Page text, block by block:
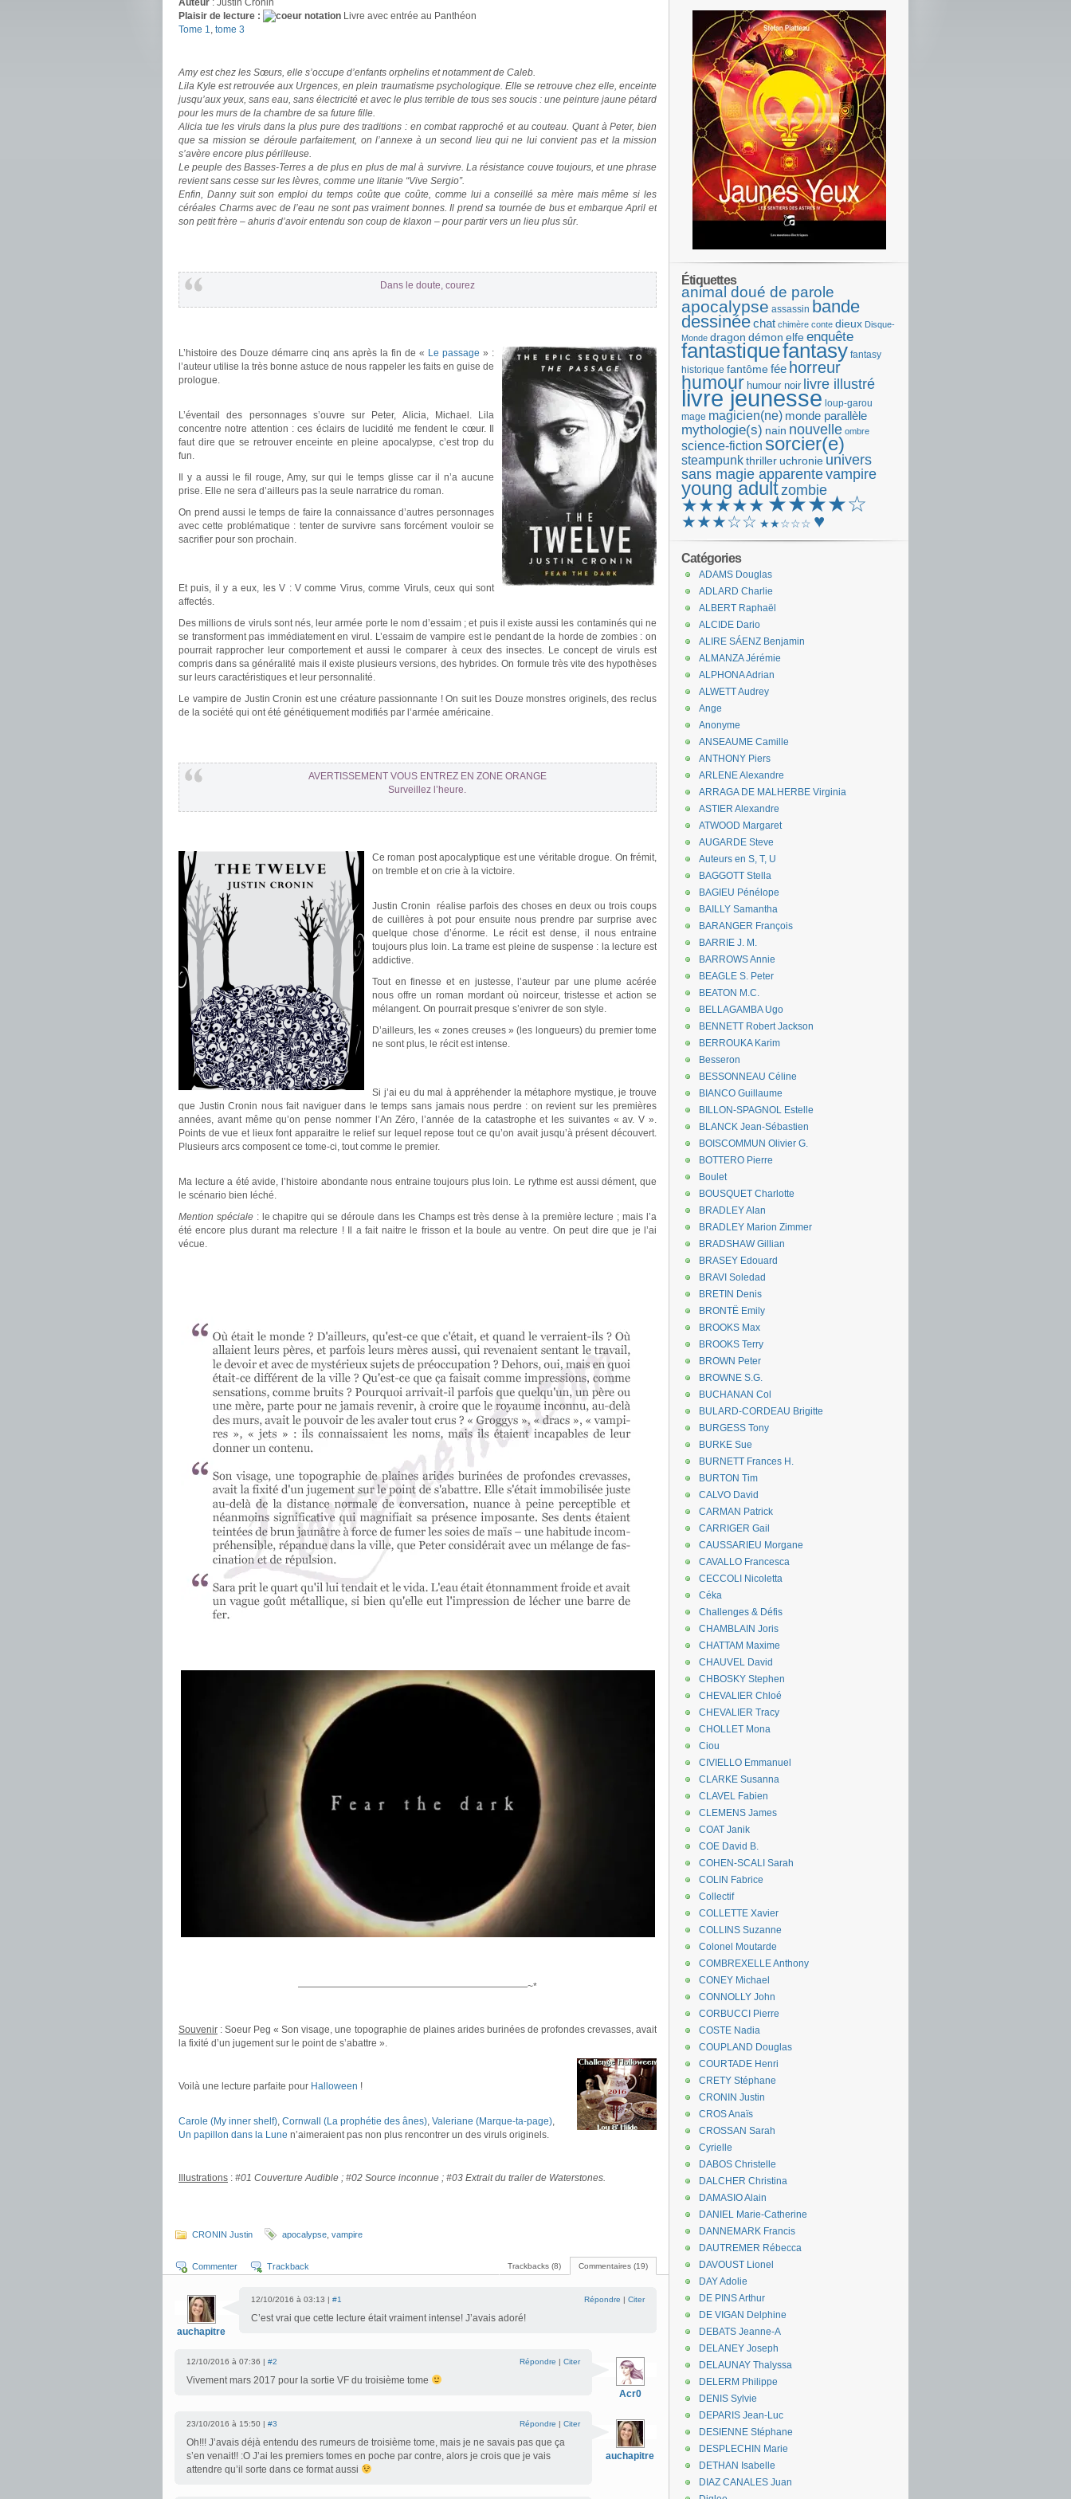
Auteur : Justin Cronin
Plaisir de lecture :
Livre avec entrée au Panthéon
Tome 1, tome 3
Amy est chez les Sœurs, elle s’occupe d’enfants orphelins et notamment de Caleb.
Lila Kyle est retrouvée aux Urgences, en plein traumatisme psychologique. Elle se retrouve chez elle, enceinte
jusqu’aux yeux, sans eau, sans électricité et avec le plus terrible de tous ses soucis : une peinture jaune pétard
pour les murs de la chambre de sa future fille.
Alicia tue les viruls dans la plus pure des traditions : en combat rapproché et au couteau. Quant à Peter, bien
que sa mission se déroule parfaitement, on l’annexe à un second lieu qui ne lui convient pas et la mission
s’avère encore plus périlleuse.
Le peuple des Basses-Terres a de plus en plus de mal à survivre. La résistance couve toujours, et une phrase
revient sans cesse sur les lèvres, comme une litanie “Vive Sergio”.
Enfin, Danny suit son emploi du temps coûte que coûte, comme lui a conseillé sa mère mais même si les
céréales Charms avec de l’eau ne sont pas vraiment bonnes. Il prend sa tournée de bus et embarque April et
son petit frère – ahuris d’avoir entendu son coup de klaxon – pour partir vers un lieu plus sûr.
Dans le doute, courez
L’histoire des Douze démarre cinq ans après la fin de « Le passage » :
l’auteur utilise la très bonne astuce de nous rappeler les faits en guise de
prologue.
L’éventail des personnages s’ouvre sur Peter, Alicia, Michael. Lila
concentre notre attention : ces éclairs de lucidité me fendent le cœur. Il
faut dire que se retrouver enceinte en pleine apocalypse, c’est trop du
fun.
Il y a aussi le fil rouge, Amy, sur qui le temps glisse car il n’a aucune
prise. Elle ne sera d’ailleurs pas la seule narratrice du roman.
On prend aussi le temps de faire la connaissance d’autres personnages
avec cette problématique : tenter de survivre sans forcément vouloir se
sacrifier pour son prochain.
Et puis, il y a eux, les V : V comme Virus, comme Viruls, ceux qui sont
affectés.
Des millions de viruls sont nés, leur armée porte le nom d’essaim ; et puis il existe aussi les contaminés qui ne
se transforment pas immédiatement en virul. L’essaim de vampire est le pendant de la horde de zombies : on
pourrait rapprocher leur comportement et aussi le comparer à ceux des insectes. Le concept de viruls est
compris dans sa généralité mais il existe plusieurs versions, des hybrides. On formule très vite des hypothèses
sur leurs caractéristiques et leur personnalité.
Le vampire de Justin Cronin est une créature passionnante ! On suit les Douze monstres originels, des reclus
de la société qui ont été génétiquement modifiés par l’armée américaine.
AVERTISSEMENT VOUS ENTREZ EN ZONE ORANGE
Surveillez l’heure.
Ce roman post apocalyptique est une véritable drogue. On frémit,
on tremble et on crie à la victoire.
Justin Cronin réalise parfois des choses en deux ou trois coups
de cuillères à pot pour ensuite nous prendre par surprise avec
quelque chose d’énorme. Le récit est dense, il nous entraine
toujours plus loin. La trame est pleine de suspense : la lecture est
addictive.
Tout en finesse et en justesse, l’auteur par une plume acérée
nous offre un roman mordant où noirceur, tristesse et action se
mélangent. On pourrait presque s’enivrer de son style.
D’ailleurs, les « zones creuses » (les longueurs) du premier tome
ne sont plus, le récit est intense.
Si j’ai eu du mal à appréhender la métaphore mystique, je trouve
que Justin Cronin nous fait naviguer dans le temps sans jamais nous perdre : on revient sur les premières
années, avant même qu’on pense nommer l’An Zéro, l’année de la catastrophe et les suivantes « av. V ».
Points de vue et lieux font apparaitre le relief sur lequel repose tout ce qu’on avait jusqu’à présent découvert.
Plusieurs arcs composent ce tome-ci, tout comme le premier.
Ma lecture a été avide, l’histoire abondante nous entraine toujours plus loin. Le rythme est aussi dément, que
le scénario bien léché.
Mention spéciale: le chapitre qui se déroule dans les Champs est très dense à la première lecture ; mais l’a
été encore plus durant ma relecture ! Il a fait naitre le frisson et la boule au ventre. On peut dire que je l’ai
vécue.
————————————————————————~*
Souvenir : Soeur Peg « Son visage, une topographie de plaines arides burinées de profondes crevasses, avait
la fixité d’un jugement sur le point de s’abattre ».
Voilà une lecture parfaite pour Halloween !
Carole (My inner shelf), Cornwall (La prophétie des ânes), Valeriane (Marque-ta-page),
Un papillon dans la Lune n’aimeraient pas non plus rencontrer un des viruls originels.
Illustrations : #01 Couverture Audible ; #02 Source inconnue ; #03 Extrait du trailer de Waterstones.
CRONIN Justin apocalypse vampire
Commentaires (19)
Trackbacks (8)
Commenter Trackback
auchapitre
12/10/2016 à 03:13 | #1 Répondre | Citer
C’est vrai que cette lecture était vraiment intense! J’avais adoré!
Acr0
12/10/2016 à 07:36 | #2 Répondre | Citer
Vivement mars 2017 pour la sortie VF du troisième tome
auchapitre
23/10/2016 à 15:50 | #3 Répondre | Citer
Oh!!! J’avais déjà entendu des rumeurs de troisième tome, mais je ne savais pas que ça
s’en venait!! :O J’ai les premiers tomes en poche par contre, alors je crois que je vais
attendre qu’il sorte dans ce format aussi
Étiquettes
animal doué de parole
apocalypse assassin bande
dessinéechat chimère conte dieux Disque-
Monde dragon démon elfeenquête
fantastiquefantasy fantasy
historique fantômefée horreur
humour humour noir livre illustré
livre jeunesse loup-garou
mage magicien(ne) monde parallèle
mythologie(s) nain nouvelle ombre
science-fiction sorcier(e)
steampunkthriller uchronie univers
sans magie apparentevampire
young adultzombie
★★★★★ ★★★★☆
★★★☆☆ ★★☆☆☆ ♥
Catégories
ADAMS Douglas
ADLARD Charlie
ALBERT Raphaël
ALCIDE Dario
ALIRE SÁENZ Benjamin
ALMANZA Jérémie
ALPHONA Adrian
ALWETT Audrey
Ange
Anonyme
ANSEAUME Camille
ANTHONY Piers
ARLENE Alexandre
ARRAGA DE MALHERBE Virginia
ASTIER Alexandre
ATWOOD Margaret
AUGARDE Steve
Auteurs en S, T, U
BAGGOTT Stella
BAGIEU Pénélope
BAILLY Samantha
BARANGER François
BARRIE J. M.
BARROWS Annie
BEAGLE S. Peter
BEATON M.C.
BELLAGAMBA Ugo
BENNETT Robert Jackson
BERROUKA Karim
Besseron
BESSONNEAU Céline
BIANCO Guillaume
BILLON-SPAGNOL Estelle
BLANCK Jean-Sébastien
BOISCOMMUN Olivier G.
BOTTERO Pierre
Boulet
BOUSQUET Charlotte
BRADLEY Alan
BRADLEY Marion Zimmer
BRADSHAW Gillian
BRASEY Edouard
BRAVI Soledad
BRETIN Denis
BRONTË Emily
BROOKS Max
BROOKS Terry
BROWN Peter
BROWNE S.G.
BUCHANAN Col
BULARD-CORDEAU Brigitte
BURGESS Tony
BURKE Sue
BURNETT Frances H.
BURTON Tim
CALVO David
CARMAN Patrick
CARRIGER Gail
CAUSSARIEU Morgane
CAVALLO Francesca
CECCOLI Nicoletta
Céka
Challenges & Défis
CHAMBLAIN Joris
CHATTAM Maxime
CHAUVEL David
CHBOSKY Stephen
CHEVALIER Chloé
CHEVALIER Tracy
CHOLLET Mona
Ciou
CIVIELLO Emmanuel
CLARKE Susanna
CLAVEL Fabien
CLEMENS James
COAT Janik
COE David B.
COHEN-SCALI Sarah
COLIN Fabrice
Collectif
COLLETTE Xavier
COLLINS Suzanne
Colonel Moutarde
COMBREXELLE Anthony
CONEY Michael
CONNOLLY John
CORBUCCI Pierre
COSTE Nadia
COUPLAND Douglas
COURTADE Henri
CRETY Stéphane
CRONIN Justin
CROS Anaïs
CROSSAN Sarah
Cyrielle
DABOS Christelle
DALCHER Christina
DAMASIO Alain
DANIEL Marie-Catherine
DANNEMARK Francis
DAUTREMER Rébecca
DAVOUST Lionel
DAY Adolie
DE PINS Arthur
DE VIGAN Delphine
DEBATS Jeanne-A
DELANEY Joseph
DELAUNAY Thalyssa
DELERM Philippe
DENIS Sylvie
DEPARIS Jean-Luc
DESIENNE Stéphane
DESPLECHIN Marie
DETHAN Isabelle
DIAZ CANALES Juan